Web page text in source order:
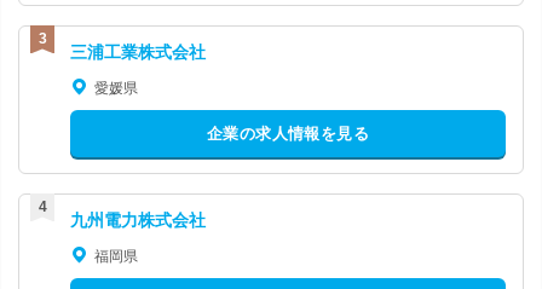
三浦工業株式会社
愛媛県
企業の求人情報を見る
九州電力株式会社
福岡県